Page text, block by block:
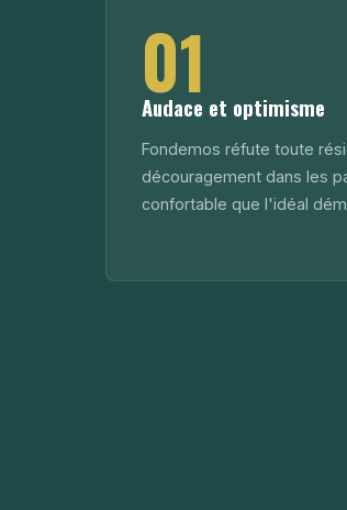
01
Audace et optimisme
Fondemos réfute toute
découragement dans les
confortable que l'idéal